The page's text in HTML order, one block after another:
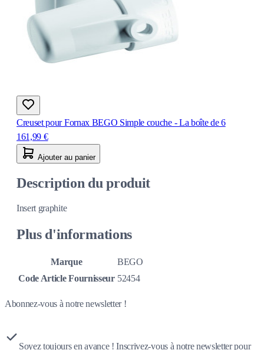
Creuset pour Fornax BEGO Simple couche - La boîte de 6
161,99 €
Ajouter au panier
Description du produit
Insert graphite
Plus d'informations
Marque
BEGO
Code Article Fournisseur 52454
Abonnez-vous à notre newsletter !
Soyez toujours en avance ! Inscrivez-vous à notre newsletter pour